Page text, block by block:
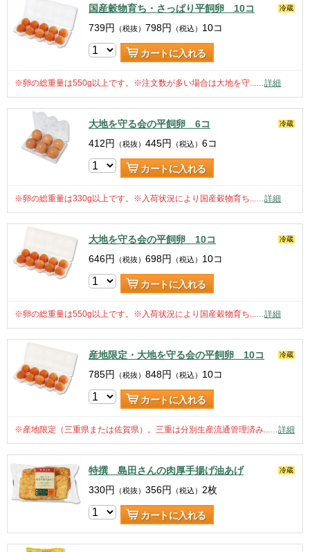
国産穀物育ち・さっぱり平飼卵 10コ 冷蔵
739円 （税抜） 798円 （税込） 10コ
カートに入れる
※卵の総重量は550g以上です。※注文数が多い場合は大地を守...…詳細
大地を守る会の平飼卵 6コ 冷蔵
412円 （税抜） 445円 （税込） 6コ
カートに入れる
※卵の総重量は330g以上です。※入荷状況により国産穀物育ち...…詳細
大地を守る会の平飼卵 10コ 冷蔵
646円 （税抜） 698円 （税込） 10コ
カートに入れる
※卵の総重量は550g以上です。※入荷状況により国産穀物育ち...…詳細
産地限定・大地を守る会の平飼卵 10コ 冷蔵
785円 （税抜） 848円 （税込） 10コ
カートに入れる
※産地限定（三重県または佐賀県）。三重は分別生産流通管理済み...…詳細
特撰 島田さんの肉厚手揚げ油あげ 冷蔵
330円 （税抜） 356円 （税込） 2枚
カートに入れる